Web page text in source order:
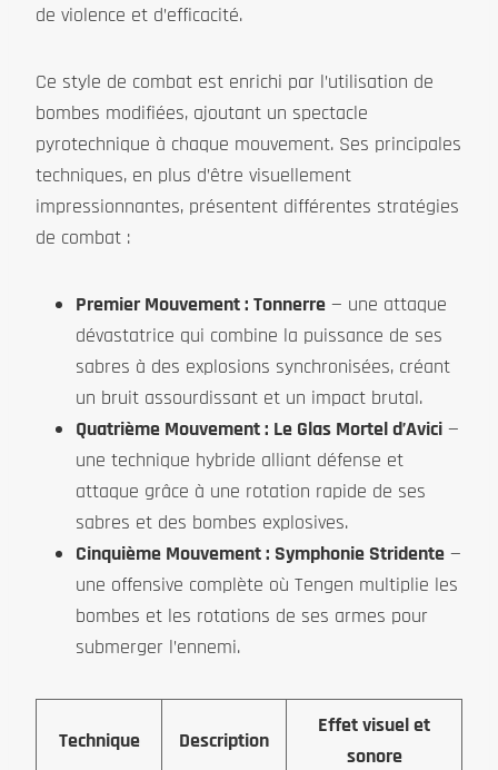
de violence et d’efficacité.
Ce style de combat est enrichi par l’utilisation de
bombes modifiées, ajoutant un spectacle
pyrotechnique à chaque mouvement. Ses principales
techniques, en plus d’être visuellement
impressionnantes, présentent différentes stratégies
de combat :
Premier Mouvement : Tonnerre — une attaque
dévastatrice qui combine la puissance de ses
sabres à des explosions synchronisées, créant
un bruit assourdissant et un impact brutal.
Quatrième Mouvement : Le Glas Mortel d’Avici —
une technique hybride alliant défense et
attaque grâce à une rotation rapide de ses
sabres et des bombes explosives.
Cinquième Mouvement : Symphonie Stridente —
une offensive complète où Tengen multiplie les
bombes et les rotations de ses armes pour
submerger l’ennemi.
Technique Description
Effet visuel et
sonore